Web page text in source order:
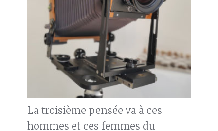
La troisième pensée va à ces
hommes et ces femmes du